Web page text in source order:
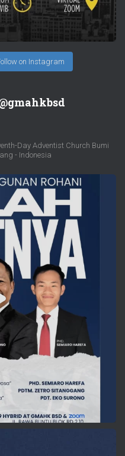
on Instagram
Day Adventist Church Bumi
- Indonesia